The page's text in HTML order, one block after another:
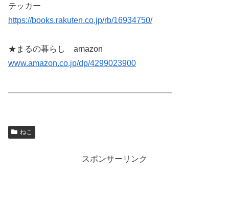
テッカー
https://books.rakuten.co.jp/rb/16934750/
★まるの暮らし amazon
www.amazon.co.jp/dp/4299023900
————————————————————
ねこ
スポンサーリンク